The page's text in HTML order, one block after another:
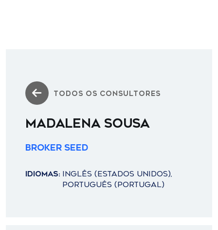
TODOS OS CONSULTORES
MADALENA SOUSA
Broker Seed
IDIOMAS: INGLÊS (ESTADOS UNIDOS),
PORTUGUÊS (PORTUGAL)